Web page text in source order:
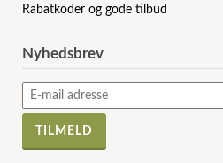
Rabatkoder og gode tilbud
Nyhedsbrev